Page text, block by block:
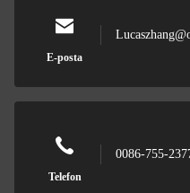
E-posta
Telefon
0086-755-